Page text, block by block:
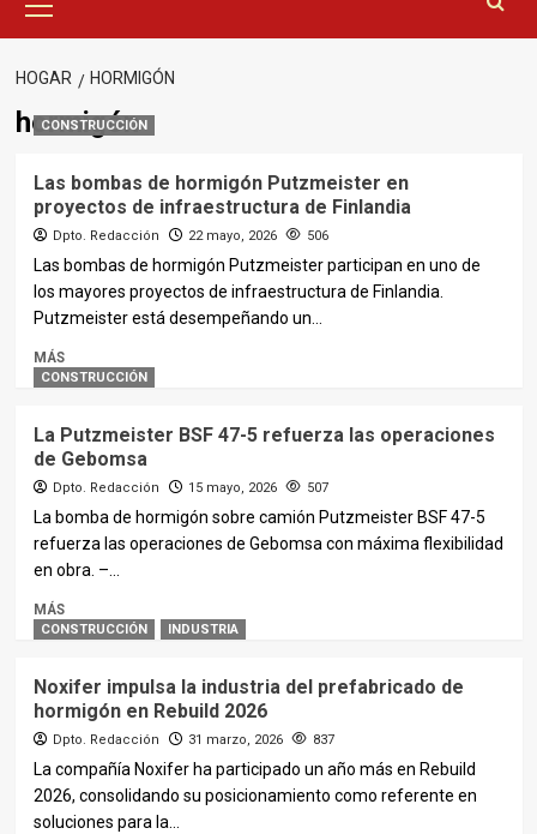
principal
HOGAR HORMIGÓN
hormigón
CONSTRUCCIÓN
Las bombas de hormigón Putzmeister en
proyectos de infraestructura de Finlandia
Dpto. Redacción 22 mayo, 2026 506
Las bombas de hormigón Putzmeister participan en uno de
los mayores proyectos de infraestructura de Finlandia.
Putzmeister está desempeñando un...
MÁS
CONSTRUCCIÓN
La Putzmeister BSF 47-5 refuerza las operaciones
de Gebomsa
Dpto. Redacción 15 mayo, 2026 507
La bomba de hormigón sobre camión Putzmeister BSF 47-5
refuerza las operaciones de Gebomsa con máxima flexibilidad
en obra. –...
MÁS
CONSTRUCCIÓN INDUSTRIA
Noxifer impulsa la industria del prefabricado de
hormigón en Rebuild 2026
Dpto. Redacción 31 marzo, 2026 837
La compañía Noxifer ha participado un año más en Rebuild
2026, consolidando su posicionamiento como referente en
soluciones para la...